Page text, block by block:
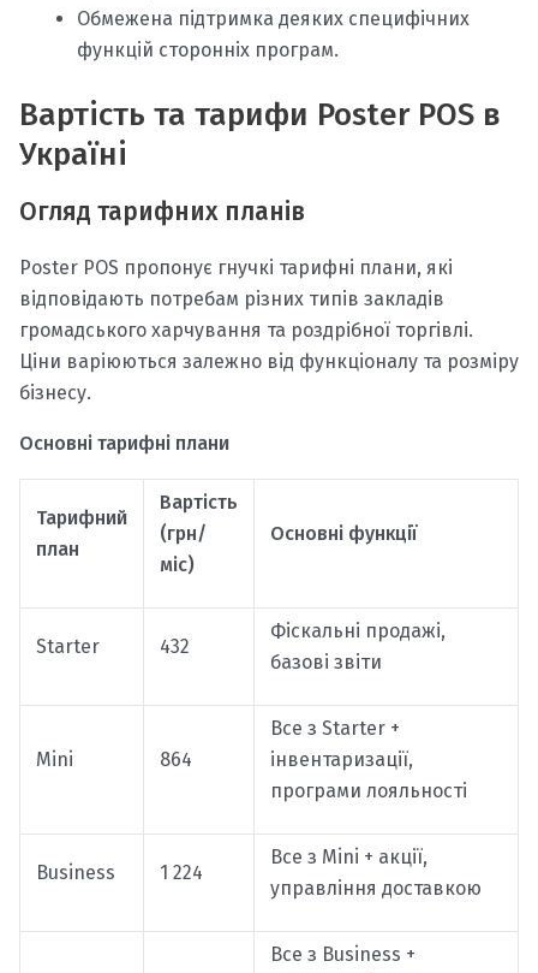
Обмежена підтримка деяких специфічних
функцій сторонніх програм.
Вартість та тарифи Poster POS в
Україні
Огляд тарифних планів
Poster POS пропонує гнучкі тарифні плани, які
відповідають потребам різних типів закладів
громадського харчування та роздрібної торгівлі.
Ціни варіюються залежно від функціоналу та розміру
бізнесу.
Основні тарифні плани
Тарифний
план
Вартість
(грн/
міс)
Основні функції
Starter 432
Фіскальні продажі,
базові звіти
Mini 864
Все з Starter +
інвентаризації,
програми лояльності
Business 1 224
Все з Mini + акції,
управління доставкою
Все з Business +